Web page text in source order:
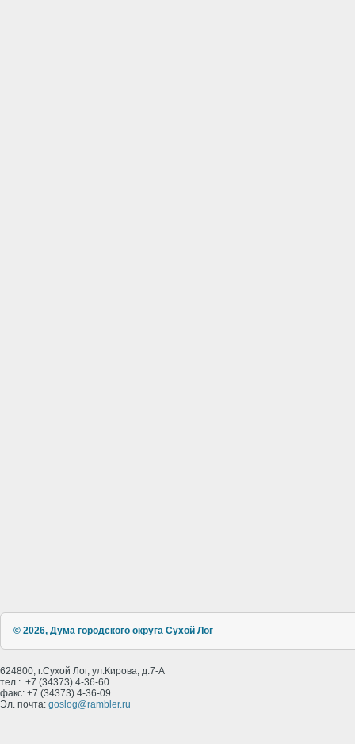
© 2026, Дума городского округа Сухой Лог
624800, г.Сухой Лог, ул.Кирова, д.7-А
тел.: +7 (34373) 4-36-60
факс: +7 (34373) 4-36-09
Эл. почта: goslog@rambler.ru